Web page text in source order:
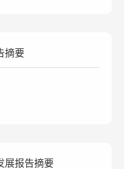
摘要
展报告摘要